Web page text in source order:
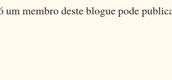
um membro deste blogue pode